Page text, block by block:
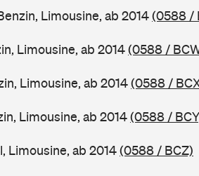
Limousine, ab 2014(0588 /
Limousine, ab 2014(0588 /
Limousine, ab 2014(0588 /
Limousine, ab 2014(0588 /
Limousine, ab 2014(0588 / BCZ)